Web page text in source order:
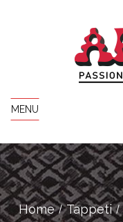
MENU
Home Tappeti